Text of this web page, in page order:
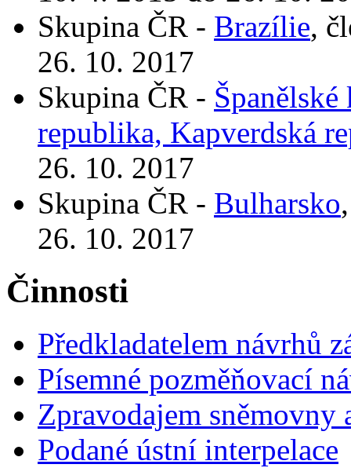
Skupina ČR - Brazílie,
26. 10. 2017
Skupina ČR -
republika, Kapverdská
26. 10. 2017
Skupina ČR - Bulharsko
26. 10. 2017
Činnosti
Předkladatelem návrhů
Písemné pozměňovací
Zpravodajem
Podané ústní interpelace